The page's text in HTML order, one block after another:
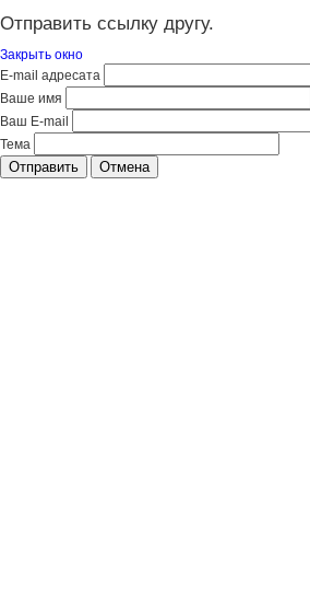
Отправить ссылку другу.
Закрыть окно
E-mail адресата
Ваше имя
Ваш E-mail
Тема
Отправить Отмена